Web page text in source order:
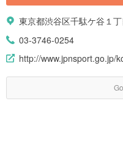
東京都渋谷区千駄ケ谷１丁
03-3746-0254
http://www.jpnsport.go.jp/